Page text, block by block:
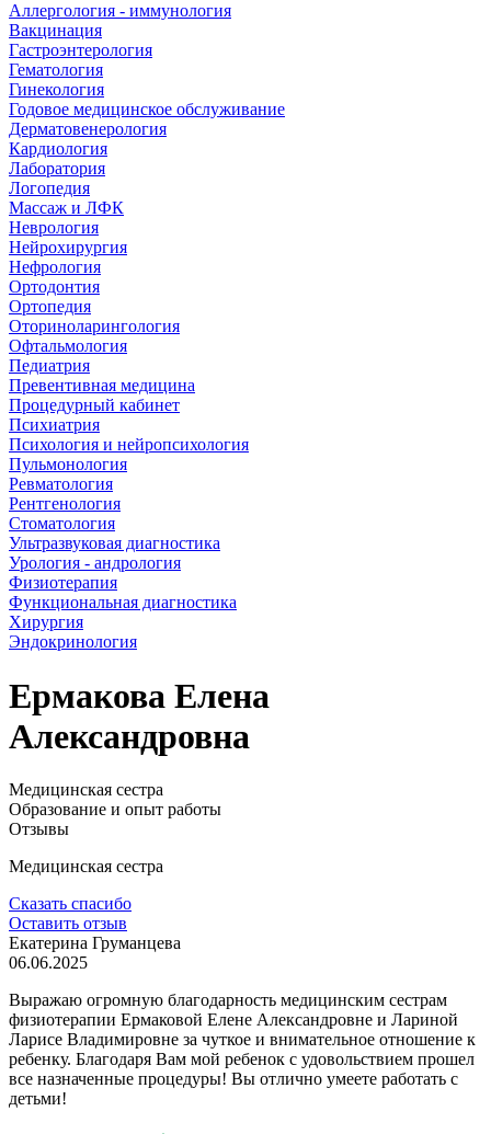
Аллергология - иммунология
Вакцинация
Гастроэнтерология
Гематология
Гинекология
Годовое медицинское обслуживание
Дерматовенерология
Кардиология
Лаборатория
Логопедия
Массаж и ЛФК
Неврология
Нейрохирургия
Нефрология
Ортодонтия
Ортопедия
Оториноларингология
Офтальмология
Педиатрия
Превентивная медицина
Процедурный кабинет
Психиатрия
Психология и нейропсихология
Пульмонология
Ревматология
Рентгенология
Стоматология
Ультразвуковая диагностика
Урология - андрология
Физиотерапия
Функциональная диагностика
Хирургия
Эндокринология
Ермакова Елена
Александровна
Медицинская сестра
Образование и опыт работы
Отзывы
Медицинская сестра
Сказать спасибо
Оставить отзыв
Екатерина Груманцева
06.06.2025
Выражаю огромную благодарность медицинским сестрам
физиотерапии Ермаковой Елене Александровне и Лариной
Ларисе Владимировне за чуткое и внимательное отношение к
ребенку. Благодаря Вам мой ребенок с удовольствием прошел
все назначенные процедуры! Вы отлично умеете работать с
детьми!